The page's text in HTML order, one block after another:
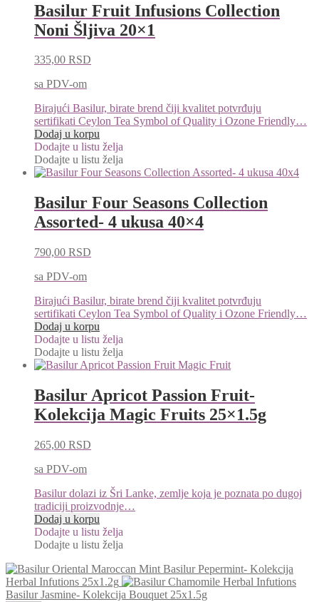
Basilur Fruit Infusions Collection
Noni Šljiva 20×1
335,00 RSD
sa PDV-om
Birajući Basilur, birate brend čiji kvalitet potvrđuju
sertifikati Ceylon Tea Symbol of Quality i Ozone Friendly…
Dodaj u korpu
Dodajte u listu želja
Dodajte u listu želja
Basilur Four Seasons Collection
Assorted- 4 ukusa 40×4
790,00 RSD
sa PDV-om
Birajući Basilur, birate brend čiji kvalitet potvrđuju
sertifikati Ceylon Tea Symbol of Quality i Ozone Friendly…
Dodaj u korpu
Dodajte u listu želja
Dodajte u listu želja
Basilur Apricot Passion Fruit-
Kolekcija Magic Fruits 25×1.5g
265,00 RSD
sa PDV-om
Basilur dolazi iz Šri Lanke, zemlje koja je poznata po dugoj
tradiciji proizvodnje…
Dodaj u korpu
Dodajte u listu želja
Dodajte u listu želja
Basilur Pepermint- Kolekcija
Herbal Infutions 25x1.2g
Basilur Jasmine- Kolekcija Bouquet 25x1.5g